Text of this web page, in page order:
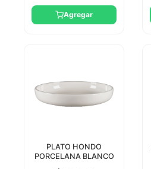
Agregar
PLATO HONDO
PORCELANA BLANCO